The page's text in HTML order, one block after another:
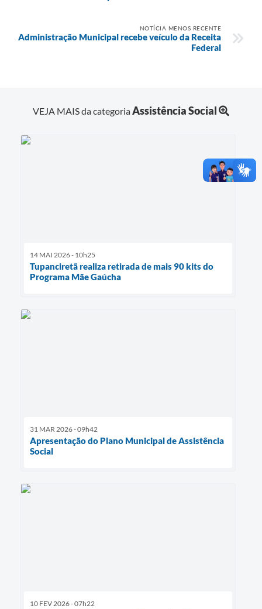
NOTÍCIA MENOS RECENTE
Administração Municipal recebe veículo da Receita
Federal
VEJA MAIS da categoriaAssistência Social
14 MAI 2026 - 10h25
Tupanciretã realiza retirada de mais 90 kits do
Programa Mãe Gaúcha
31 MAR 2026 - 09h42
Apresentação do Plano Municipal de Assistência
Social
10 FEV 2026 - 07h22